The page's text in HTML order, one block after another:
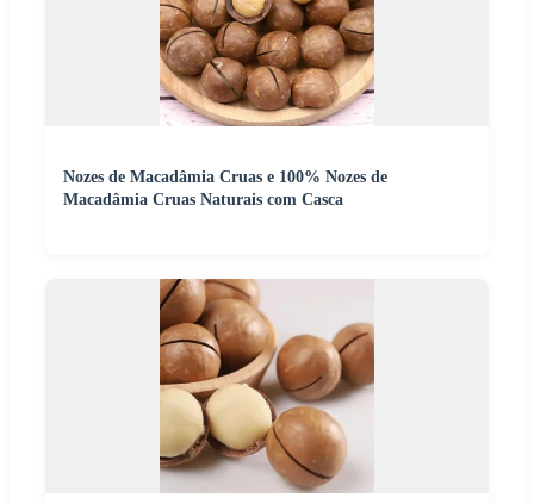
Nozes de Macadâmia Cruas e 100% Nozes de
Macadâmia Cruas Naturais com Casca